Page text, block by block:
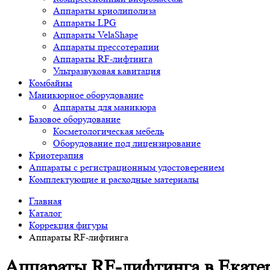
Аппараты криолиполиза
Аппараты LPG
Аппараты VelaShape
Аппараты прессотерапии
Аппараты RF-лифтинга
Ультразвуковая кавитация
Комбайны
Маникюрное оборудование
Аппараты для маникюра
Базовое оборудование
Косметологическая мебель
Оборудование под лицензирование
Криотерапия
Аппараты c регистрационным удостоверением
Комплектующие и расходные материалы
Главная
Каталог
Коррекция фигуры
Аппараты RF-лифтинга